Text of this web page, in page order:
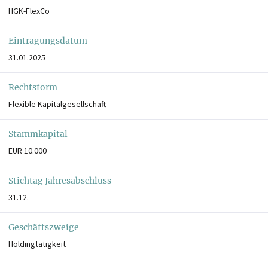
HGK-FlexCo
Eintragungsdatum
31.01.2025
Rechtsform
Flexible Kapitalgesellschaft
Stammkapital
EUR 10.000
Stichtag Jahresabschluss
31.12.
Geschäftszweige
Holdingtätigkeit